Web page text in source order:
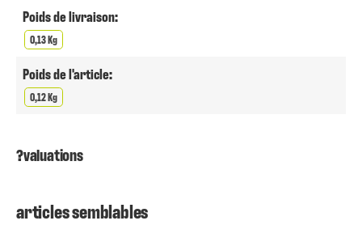
Poids de livraison:
0,13 Kg
Poids de l'article:
0,12 Kg
?valuations
articles semblables